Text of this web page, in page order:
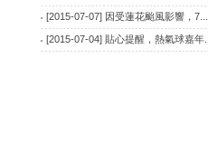
[2015-07-07] 因受蓮花颱風影響，7...
[2015-07-04] 貼心提醒，熱氣球嘉年...